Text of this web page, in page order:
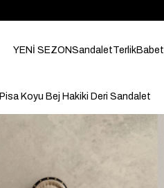
YENİ SEZONSandaletTerlikBabet
Pisa Koyu Bej Hakiki Deri Sandalet